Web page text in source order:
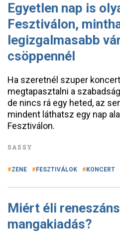
Egyetlen nap is
Fesztiválon,
legizgalmasabb
csöppennél
Ha szeretnél szuper
megtapasztalni a
de nincs rá egy heted, az
mindent láthatsz egy nap
Fesztiválon.
SASSY
ZENE FESZTIVÁLOK KONCERT
Miért éli
mangakiadás?